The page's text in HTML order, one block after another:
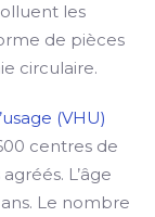
les
de pièces
circulaire.
(VHU)
centres de
L’âge
Le nombre